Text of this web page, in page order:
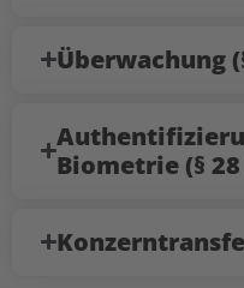
Überwachung
Biometrie (§ 28